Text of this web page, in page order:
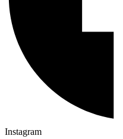
Instagram